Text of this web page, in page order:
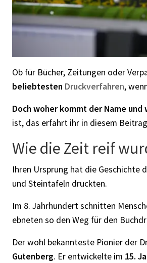
Ob für Bücher, Zeitungen oder
beliebtesten Druckverfahren,
Doch woher kommt der Name
ist, das erfahrt ihr in diesem
Wie die Zeit reif
Ihren Ursprung hat die Geschichte
und Steintafeln druckten.
Im 8. Jahrhundert schnitten
ebneten so den Weg für den
Der wohl bekannteste Pionier der
Gutenberg. Er entwickelte im 15.